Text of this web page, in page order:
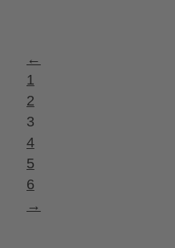
←
1
2
3
4
5
6
→